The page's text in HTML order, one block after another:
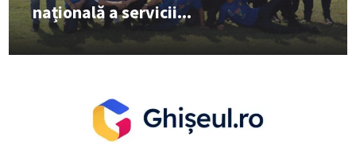
națională a servicii...